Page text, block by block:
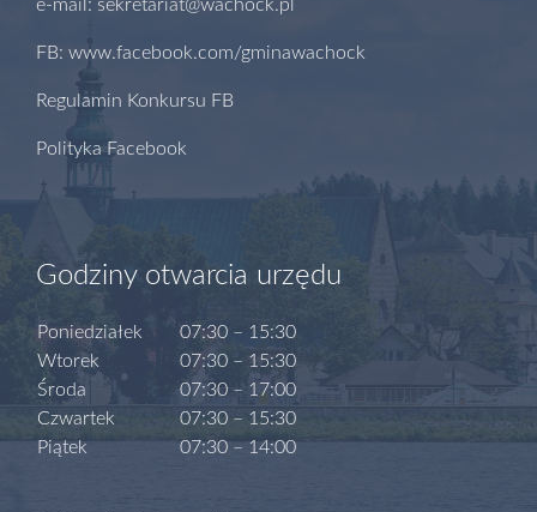
e-mail: sekretariat@wachock.pl
FB: www.facebook.com/gminawachock
Regulamin Konkursu FB
Polityka Facebook
Godziny otwarcia urzędu
Poniedziałek
Wtorek
Środa
Czwartek
Piątek
07:30 – 15:30
07:30 – 15:30
07:30 – 17:00
07:30 – 15:30
07:30 – 14:00